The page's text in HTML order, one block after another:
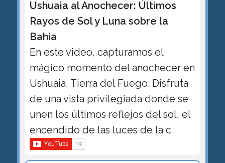
Ushuaia al Anochecer: Últimos
Rayos de Sol y Luna sobre la
Bahía
En este video, capturamos el
mágico momento del anochecer en
Ushuaia, Tierra del Fuego. Disfruta
de una vista privilegiada donde se
unen los últimos reflejos del sol, el
encendido de las luces de la c